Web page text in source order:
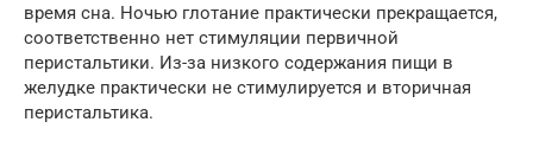
время сна. Ночью глотание практически прекращается,
соответственно нет стимуляции первичной
перистальтики. Из-за низкого содержания пищи в
желудке практически не стимулируется и вторичная
перистальтика.